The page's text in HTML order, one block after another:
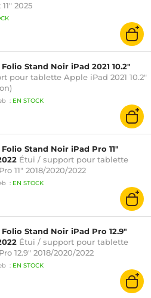
2025
Stand Noir iPad 2021 10.2"
pour tablette Apple iPad 2021 10.2"
: EN STOCK
Stand Noir iPad Pro 11"
Étui / support pour tablette
11" 2018/2020/2022
: EN STOCK
Stand Noir iPad Pro 12.9"
Étui / support pour tablette
12.9" 2018/2020/2022
: EN STOCK